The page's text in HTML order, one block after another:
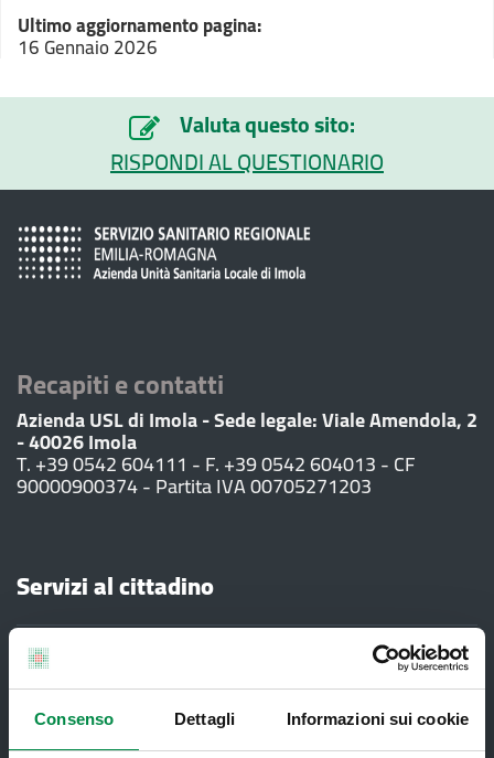
Consenso Dettagli Informazioni sui cookie
Ultimo aggiornamento pagina:
16 Gennaio 2026
Valuta questo sito:
RISPONDI AL QUESTIONARIO
Recapiti e contatti
Azienda USL di Imola - Sede legale: Viale Amendola, 2
- 40026 Imola
T. +39 0542 604111 - F. +39 0542 604013 - CF
90000900374 - Partita IVA 00705271203
Servizi al cittadino
Ambulatori di Continuità Assistenziale
e CAU
Assistenza sanitaria all'estero -
Assistenza sanitaria transfrontaliera